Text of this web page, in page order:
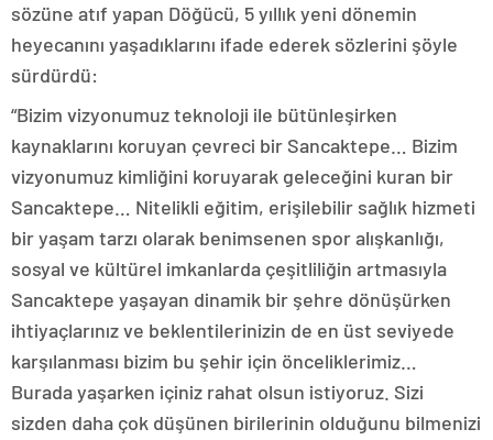
sözüne atıf yapan Döğücü, 5 yıllık yeni dönemin
heyecanını yaşadıklarını ifade ederek sözlerini şöyle
sürdürdü:
“Bizim vizyonumuz teknoloji ile bütünleşirken
kaynaklarını koruyan çevreci bir Sancaktepe… Bizim
vizyonumuz kimliğini koruyarak geleceğini kuran bir
Sancaktepe… Nitelikli eğitim, erişilebilir sağlık hizmeti
bir yaşam tarzı olarak benimsenen spor alışkanlığı,
sosyal ve kültürel imkanlarda çeşitliliğin artmasıyla
Sancaktepe yaşayan dinamik bir şehre dönüşürken
ihtiyaçlarınız ve beklentilerinizin de en üst seviyede
karşılanması bizim bu şehir için önceliklerimiz…
Burada yaşarken içiniz rahat olsun istiyoruz. Sizi
sizden daha çok düşünen birilerinin olduğunu bilmenizi